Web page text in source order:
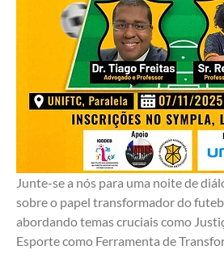
Junte-se a nós para uma noite de
sobre o papel transformador do
abordando temas cruciais como
Esporte como Ferramenta de